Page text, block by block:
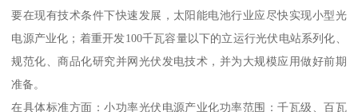
要在现有技术条件下快速发展，太阳能电池行业应尽快实现小型光
电源产业化；着重开发100千瓦容量以下的立运行光伏电站系列化、
规范化、商品化研究并网光伏发电技术，并为大规模应用做好前期
准备。
在具体标准方面：小功率光伏电源产业化功率范围：千瓦级、百瓦